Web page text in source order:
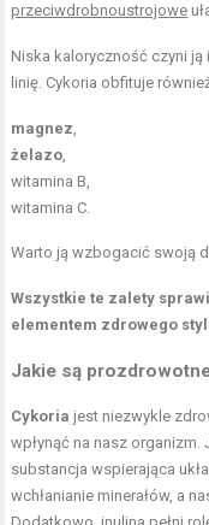
przeciwdrobnoustrojowe
Niska kaloryczność czyni
linię. Cykoria obfituje
magnez,
żelazo,
witamina B,
witamina C.
Warto ją wzbogacić swoją
Wszystkie te zalety
elementem zdrowego
Jakie są
Cykoria jest niezwykle
wpłynąć na nasz
substancja wspierająca
wchłanianie minerałów, a